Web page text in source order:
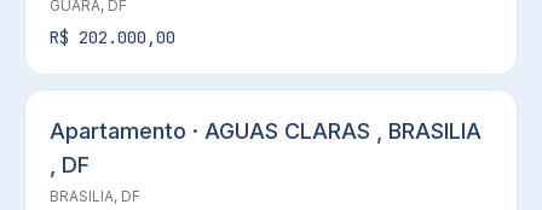
GUARA, DF
R$ 202.000,00
Apartamento · AGUAS CLARAS , BRASILIA
, DF
BRASILIA, DF